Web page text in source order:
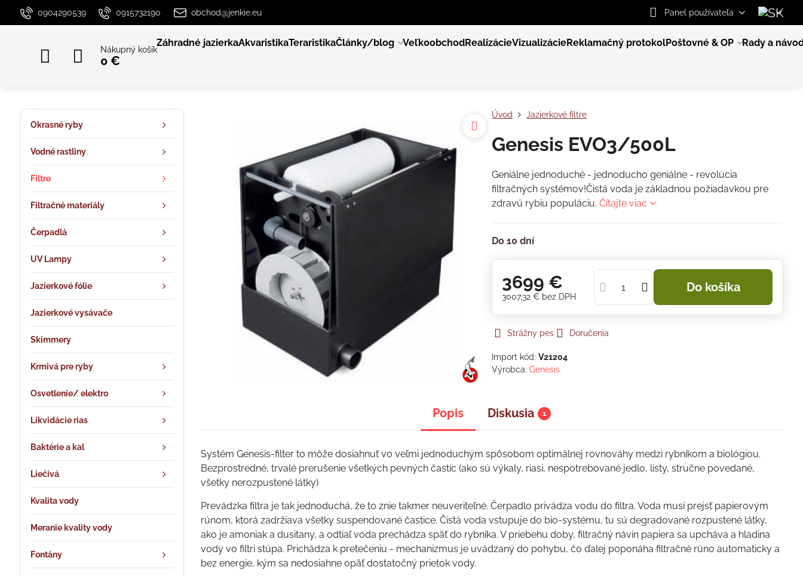
0904290539 0915732190 obchod@jenkie.eu Panel používateľa
Nákupný košík
0 €
Záhradné jazierkaAkvaristikaTeraristikaČlánky/blog VeľkoobchodRealizácieVizualizácieReklamačný protokolPoštovné & OP Rady a
Úvod Jazierkové filtre
Genesis EVO3/500L
Geniálne jednoduché - jednoducho geniálne - revolúcia
filtračných systémov!Čistá voda je základnou požiadavkou pre
zdravú rybiu populáciu.Čítajte viac
Do 10 dní
3699 €
3007,32 € bez DPH
Do košíka
Strážny pes Doručenia
Import kód:V21204
Výrobca:Genesis
Popis Diskusia 1
Systém Genesis-filter to môže dosiahnuť vo veľmi jednoduchým spôsobom optimálnej rovnováhy medzi rybníkom a biológiou.
Bezprostredné, trvalé prerušenie všetkých pevných častíc (ako sú výkaly, riasi, nespotrebované jedlo, listy, stručne povedané,
všetky nerozpustené látky)
Prevádzka filtra je tak jednoduchá, že to znie takmer neuveriteľné. Čerpadlo privádza vodu do filtra. Voda musí prejsť papierovým
rúnom, ktorá zadržiava všetky suspendované častice. Čistá voda vstupuje do bio-systému, tu sú degradované rozpustené látky,
ako je amoniak a dusitany, a odtiaľ voda prechádza späť do rybníka. V priebehu doby, filtračný návin papiera sa upcháva a hladina
vody vo filtri stúpa. Prichádza k pretečeniu - mechanizmus je uvádzaný do pohybu, čo ďalej poponáha filtračné rúno automaticky a
bez energie, kým sa nedosiahne opäť dostatočný prietok vody.
Okrasné ryby
Vodné rastliny
Filtre
Filtračné materiály
Čerpadlá
UV Lampy
Jazierkové fólie
Jazierkové vysávače
Skimmery
Krmivá pre ryby
Osvetlenie/ elektro
Likvidácie rias
Baktérie a kal
Liečivá
Kvalita vody
Meranie kvality vody
Fontány